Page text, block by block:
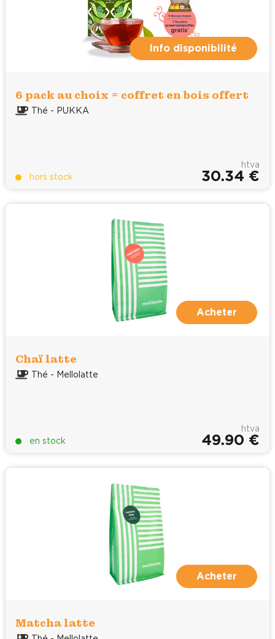
Info disponibilité
6 pack au choix = coffret en bois offert
Thé - PUKKA
hors stock
htva
30.34 €
Acheter
Chaï latte
Thé - Mellolatte
en stock
htva
49.90 €
Acheter
Matcha latte